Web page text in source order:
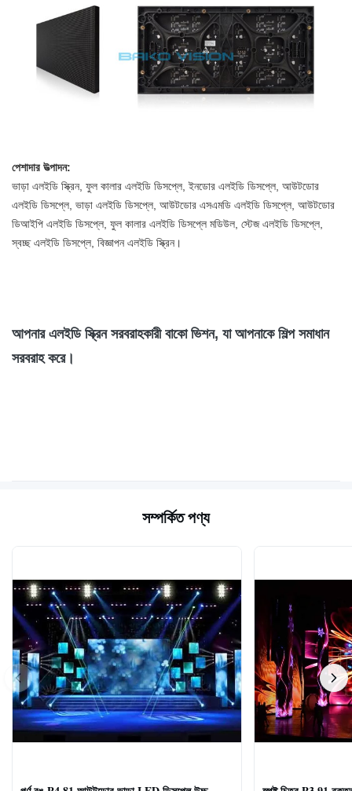
পেশাদার উত্পাদন:
ভাড়া এলইডি স্ক্রিন, ফুল কালার এলইডি ডিসপ্লে, ইনডোর এলইডি ডিসপ্লে, আউটডোর
এলইডি ডিসপ্লে, ভাড়া এলইডি ডিসপ্লে, আউটডোর এসএমডি এলইডি ডিসপ্লে, আউটডোর
ডিআইপি এলইডি ডিসপ্লে, ফুল কালার এলইডি ডিসপ্লে মডিউল, স্টেজ এলইডি ডিসপ্লে,
স্বচ্ছ এলইডি ডিসপ্লে, বিজ্ঞাপন এলইডি স্ক্রিন।
আপনার এলইডি স্ক্রিন সরবরাহকারী বাকো ভিশন, যা আপনাকে শিল্প সমাধান
সরবরাহ করে।
সম্পর্কিত পণ্য